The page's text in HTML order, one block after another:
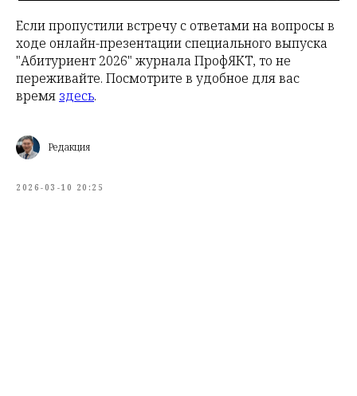
Если пропустили встречу с ответами на вопросы в
ходе онлайн-презентации специального выпуска
"Абитуриент 2026" журнала ПрофЯКТ, то не
переживайте. Посмотрите в удобное для вас
время здесь.
Редакция
2026-03-10 20:25